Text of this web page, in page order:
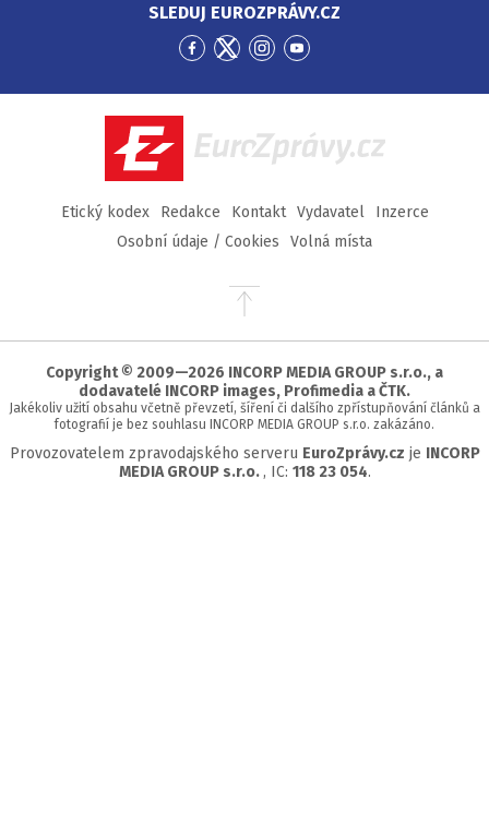
SLEDUJ EUROZPRÁVY.CZ
Přejít
Facebook
Přejít
Twitter
Přejít
Instagram
Přejít
YouTube
EuroZprávy.cz
Etický kodex Redakce Kontakt Vydavatel
Inzerce
Osobní údaje / Cookies
Volná místa
Přejít
stránky
Copyright © 2009—2026 INCORP MEDIA GROUP s.r.o., a
dodavatelé INCORP images, Profimedia a ČTK.
Jakékoliv užití obsahu včetně převzetí, šíření či dalšího zpřístupňování článků a
fotografií je bez souhlasu INCORP MEDIA GROUP s.r.o. zakázáno.
Provozovatelem zpravodajského serveru EuroZprávy.cz je INCORP
MEDIA GROUP s.r.o. , IC: 118 23 054.